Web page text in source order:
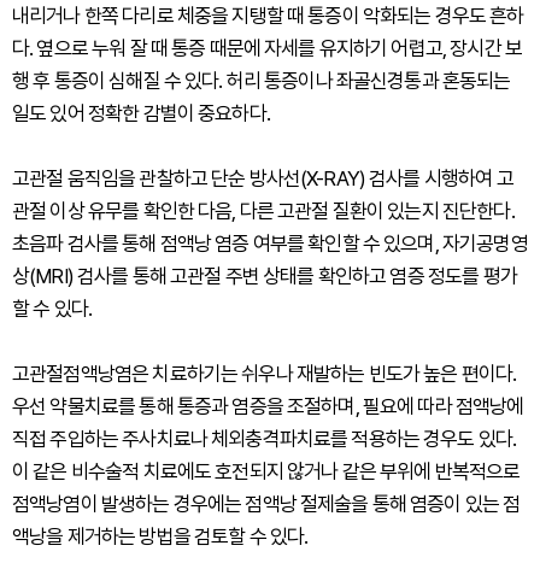
내리거나 한쪽 다리로 체중을 지탱할 때 통증이 악화되는 경우도 흔하
다. 옆으로 누워 잘 때 통증 때문에 자세를 유지하기 어렵고, 장시간 보
행 후 통증이 심해질 수 있다. 허리 통증이나 좌골신경통과 혼동되는
일도 있어 정확한 감별이 중요하다.
고관절 움직임을 관찰하고 단순 방사선(X-RAY) 검사를 시행하여 고
관절 이상 유무를 확인한 다음, 다른 고관절 질환이 있는지 진단한다.
초음파 검사를 통해 점액낭 염증 여부를 확인할 수 있으며, 자기공명영
상(MRI) 검사를 통해 고관절 주변 상태를 확인하고 염증 정도를 평가
할 수 있다.
고관절점액낭염은 치료하기는 쉬우나 재발하는 빈도가 높은 편이다.
우선 약물치료를 통해 통증과 염증을 조절하며, 필요에 따라 점액낭에
직접 주입하는 주사치료나 체외충격파치료를 적용하는 경우도 있다.
이 같은 비수술적 치료에도 호전되지 않거나 같은 부위에 반복적으로
점액낭염이 발생하는 경우에는 점액낭 절제술을 통해 염증이 있는 점
액낭을 제거하는 방법을 검토할 수 있다.